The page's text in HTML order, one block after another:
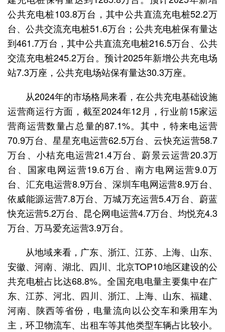
公共充电桩103.8万台，其中公共直流充电桩52.2万
台、公共交流充电桩51.6万台；公共充电桩保有量达
到461.7万台，其中公共直流充电桩216.5万台、公共
交流充电桩245.2万台。预计2025年新增公共充电场
站7.3万座，公共充电场站保有量达30.3万座。
从2024年的市场格局来看，在公共充电基础设施
运营商运行方面，截至2024年12月，行业前15家运
营商运营数量占总量的87.1%。其中，特来电运营
70.9万台、星星充电运营62.5万台、云快充运营58.7
万台、小桔充电运营21.4万台、蔚景云运营20.3万
台、国家电网运营19.6万台、南方电网运营9.0万
台、汇充电运营8.9万台、深圳车电网运营8.9万台、
依威能源运营7.8万台、万城万充运营5.4万台、蔚蓝
快充运营5.2万台、昆仑网电运营4.7万台、均悦充4.3
万台、万马爱充运营3.9万台。
从地域来看，广东、浙江、江苏、上海、山东、
安徽、河南、湖北、四川、北京TOP10地区建设的公
共充电桩占比达68.8%。全国充电电量主要集中在广
东、江苏、河北、四川、浙江、上海、山东、福建、
河南、陕西等省份，电量流向以公交车和乘用车为
主，环卫物流车、出租车等其他类型车辆占比较小。